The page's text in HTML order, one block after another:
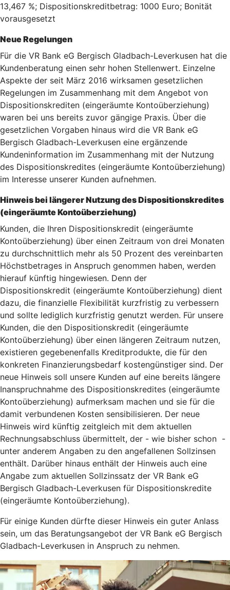
13,467 %; Dispositionskreditbetrag: 1000 Euro; Bonität
vorausgesetzt
Neue Regelungen
Für die VR Bank eG Bergisch Gladbach-Leverkusen hat die
Kundenberatung einen sehr hohen Stellenwert. Einzelne
Aspekte der seit März 2016 wirksamen gesetzlichen
Regelungen im Zusammenhang mit dem Angebot von
Dispositionskrediten (eingeräumte Kontoüberziehung)
waren bei uns bereits zuvor gängige Praxis. Über die
gesetzlichen Vorgaben hinaus wird die VR Bank eG
Bergisch Gladbach-Leverkusen eine ergänzende
Kundeninformation im Zusammenhang mit der Nutzung
des Dispositionskredites (eingeräumte Kontoüberziehung)
im Interesse unserer Kunden aufnehmen.
Hinweis bei längerer Nutzung des Dispositionskredites
(eingeräumte Kontoüberziehung)
Kunden, die Ihren Dispositionskredit (eingeräumte
Kontoüberziehung) über einen Zeitraum von drei Monaten
zu durchschnittlich mehr als 50 Prozent des vereinbarten
Höchstbetrages in Anspruch genommen haben, werden
hierauf künftig hingewiesen. Denn der
Dispositionskredit (eingeräumte Kontoüberziehung) dient
dazu, die finanzielle Flexibilität kurzfristig zu verbessern
und sollte lediglich kurzfristig genutzt werden. Für unsere
Kunden, die den Dispositionskredit (eingeräumte
Kontoüberziehung) über einen längeren Zeitraum nutzen,
existieren gegebenenfalls Kreditprodukte, die für den
konkreten Finanzierungsbedarf kostengünstiger sind. Der
neue Hinweis soll unsere Kunden auf eine bereits längere
Inanspruchnahme des Dispositionskredites (eingeräumte
Kontoüberziehung) aufmerksam machen und sie für die
damit verbundenen Kosten sensibilisieren. Der neue
Hinweis wird künftig zeitgleich mit dem aktuellen
Rechnungsabschluss übermittelt, der - wie bisher schon -
unter anderem Angaben zu den angefallenen Sollzinsen
enthält. Darüber hinaus enthält der Hinweis auch eine
Angabe zum aktuellen Sollzinssatz der VR Bank eG
Bergisch Gladbach-Leverkusen für Dispositionskredite
(eingeräumte Kontoüberziehung).
Für einige Kunden dürfte dieser Hinweis ein guter Anlass
sein, um das Beratungsangebot der VR Bank eG Bergisch
Gladbach-Leverkusen in Anspruch zu nehmen.